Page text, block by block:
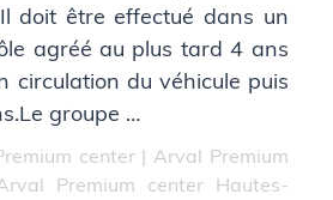
doit être effectué dans un
agréé au plus tard 4 ans
circulation du véhicule puis
groupe …
center|Arval Premium
Premium center Hautes-